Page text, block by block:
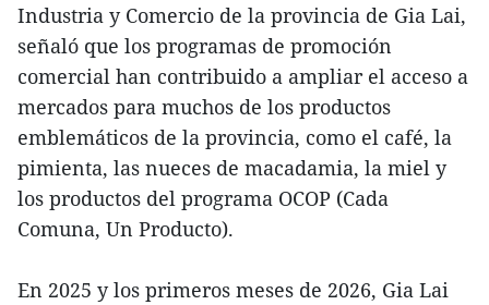
Industria y Comercio de la provincia de Gia Lai,
señaló que los programas de promoción
comercial han contribuido a ampliar el acceso a
mercados para muchos de los productos
emblemáticos de la provincia, como el café, la
pimienta, las nueces de macadamia, la miel y
los productos del programa OCOP (Cada
Comuna, Un Producto).
En 2025 y los primeros meses de 2026, Gia Lai